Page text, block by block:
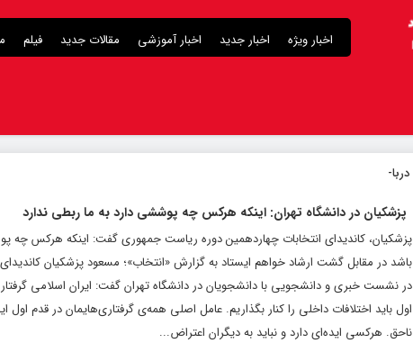
اخبار ویژه اخبار جدید اخبار آموزشی مقالات جدید فیلم
درباره قابلیت قلم
پزشکیان در دانشگاه تهران: اینکه هرکس چه پوششی دارد به ما ربطی ندارد
پزشکیان، کاندیدای انتخابات چهاردهمین دوره ریاست جمهوری گفت: اینکه هرکس چه
باشد در مقابل گشت ارشاد خواهم ایستاد به گزارش «انتخاب»؛ مسعود پزشکیان
در نشست خبری و دانشجویی با دانشجویان در دانشگاه تهران گفت: ایران اسلامی
اول باید اختلافات داخلی را کنار بگذاریم. عامل اصلی همه‌ی گرفتاری‌هایمان در قدم
ناحق. هرکسی ایده‌ای دارد و نباید به دیگران اعتراض...